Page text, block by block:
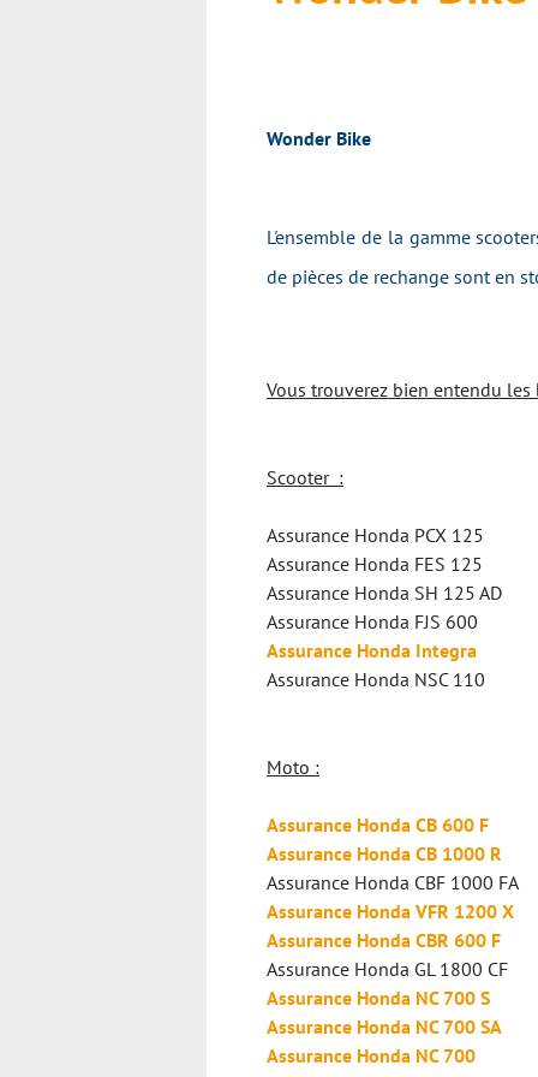
Wonder Bike
L'ensemble de la gamme
de pièces de rechange sont en
Vous trouverez bien entendu
Scooter :
Assurance Honda PCX 125
Assurance Honda FES 125
Assurance Honda SH 125 AD
Assurance Honda FJS 600
Assurance Honda Integra
Assurance Honda NSC 110
Moto :
Assurance Honda CB 600 F
Assurance Honda CB 1000 R
Assurance Honda CBF 1000 FA
Assurance Honda VFR 1200 X
Assurance Honda CBR 600 F
Assurance Honda GL 1800 CF
Assurance Honda NC 700 S
Assurance Honda NC 700 SA
Assurance Honda NC 700